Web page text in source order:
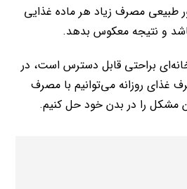
طبیعی مصرف زیاد هر ماده غذایی
و نتیجه معکوس بدهد.
براحتی قابل دسترس است، در
غذای روزانه می‌توانیم با مصرف